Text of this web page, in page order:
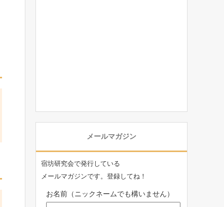
メールマガジン
宿坊研究会で発行している
メールマガジンです。登録してね！
お名前（ニックネームでも構いません）